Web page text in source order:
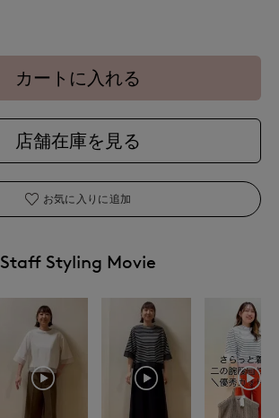
カートに入れる
店舗在庫を見る
お気に入りに追加
Staff Styling Movie